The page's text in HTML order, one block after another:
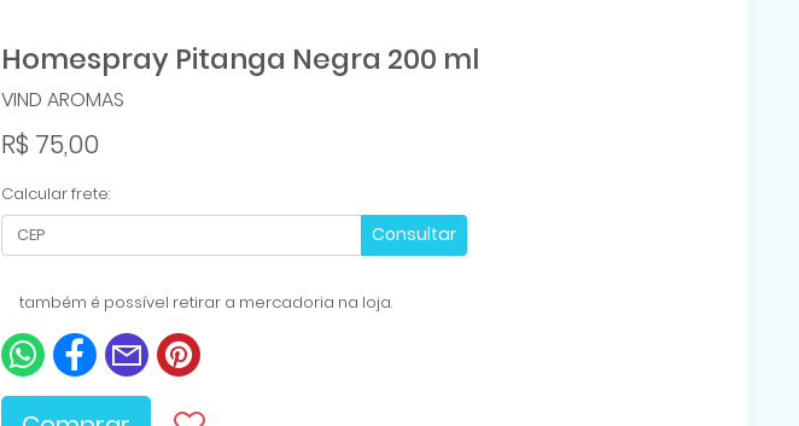
Homespray Pitanga Negra 200 ml
VIND AROMAS
R$ 75,00
Calcular frete:
Consultar
também é possível retirar a mercadoria na loja.